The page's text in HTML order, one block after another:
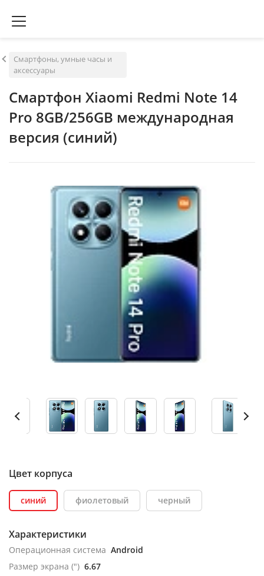
Смартфоны, умные часы и
аксессуары
Смартфон Xiaomi Redmi Note 14
Pro 8GB/256GB международная
версия (синий)
Цвет корпуса
синий фиолетовый черный
Характеристики
Операционная система Android
Размер экрана (") 6.67